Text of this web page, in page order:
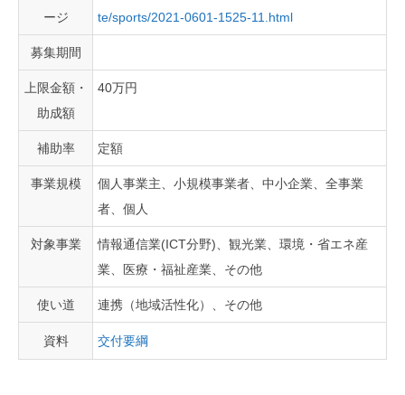
ージ
te/sports/2021-0601-1525-11.html
募集期間
上限金額・
助成額
40万円
補助率 定額
事業規模
個人事業主、小規模事業者、中小企業、全事業
者、個人
対象事業
情報通信業(ICT分野)、観光業、環境・省エネ産
業、医療・福祉産業、その他
使い道 連携（地域活性化）、その他
資料 交付要綱